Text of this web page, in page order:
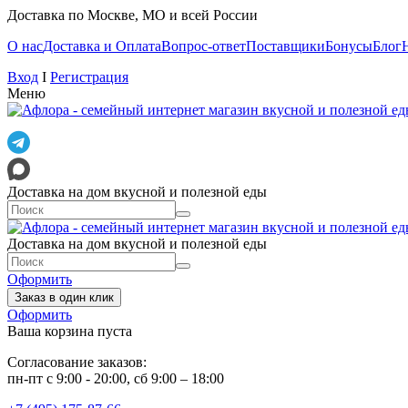
Доставка по Москве, МО и всей России
О насДоставка и ОплатаВопрос-ответПоставщикиБонусыБлог
Вход I Регистрация
Меню
Доставка на дом вкусной и полезной еды
Доставка на дом вкусной и полезной еды
Оформить
Заказ в один клик
Оформить
Ваша корзина пуста
Согласование заказов:
пн-пт с 9:00 - 20:00, сб 9:00 – 18:00